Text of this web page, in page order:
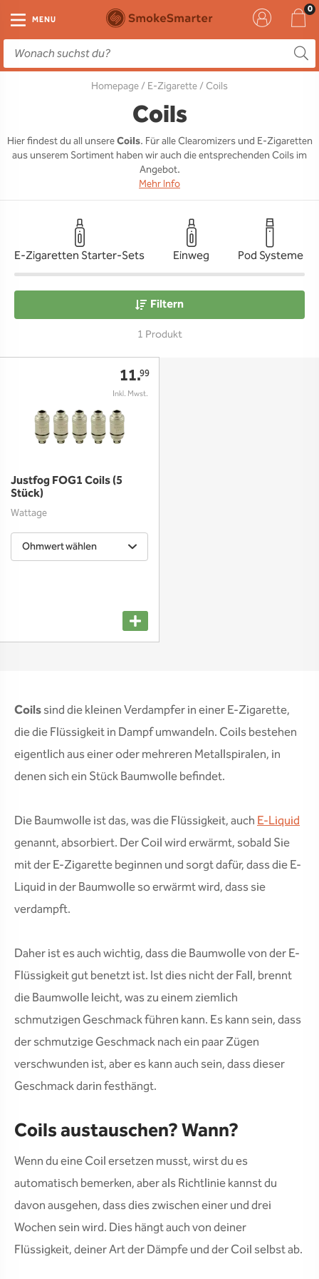
MENU E-Zigarette
E-Zigaretten Starter-Sets
Clearomizer
Coils
Einweg
Einweg Vape
Liquids
E-Liquid
Base
Zubehör
Clearomizer
Driptips
Akkus
Ersatzgläser
DIY
Aromen
Wick & Coils
Liquid Flaschen
Homepage/E-Zigarette/ Coils
Coils
Hier findest du all unsereCoils. Für alle Clearomizers und E-Zigaretten
aus unserem Sortiment haben wir auch die entsprechenden Coils im
Angebot.
Mehr Info
E-Zigaretten Starter-Sets Einweg Pod Systeme
Filtern
1 Produkt
11.99
Justfog FOG1 Coils (5
Stück)
Wattage
Ohmwert wählen
Coilssind die kleinen Verdampfer in einer E-Zigarette,
die die Flüssigkeit in Dampf umwandeln. Coils bestehen
eigentlich aus einer oder mehreren Metallspiralen, in
denen sich ein Stück Baumwolle befindet.
Die Baumwolle ist das, was die Flüssigkeit, auchE-Liquid
genannt, absorbiert. Der Coil wird erwärmt, sobald Sie
mit der E-Zigarette beginnen und sorgt dafür, dass die E-
Liquid in der Baumwolle so erwärmt wird, dass sie
verdampft.
Daher ist es auch wichtig, dass die Baumwolle von der E-
Flüssigkeit gut benetzt ist. Ist dies nicht der Fall, brennt
die Baumwolle leicht, was zu einem ziemlich
schmutzigen Geschmack führen kann. Es kann sein, dass
der schmutzige Geschmack nach ein paar Zügen
verschwunden ist, aber es kann auch sein, dass dieser
Geschmack darin festhängt.
Coils austauschen? Wann?
Wenn du eine Coil ersetzen musst, wirst du es
automatisch bemerken, aber als Richtlinie kannst du
davon ausgehen, dass dies zwischen einer und drei
Wochen sein wird. Dies hängt auch von deiner
Flüssigkeit, deiner Art der Dämpfe und der Coil selbst ab.